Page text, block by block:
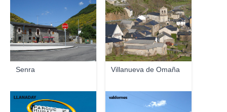
Senra Villanueva de Omaña
LLANADAY valdornes